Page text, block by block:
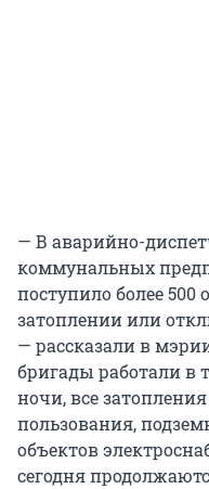
— В аварийно-
коммунальных
поступило более
затоплении или
— рассказали в
бригады работали в
ночи, все
пользования,
объектов
сегодня